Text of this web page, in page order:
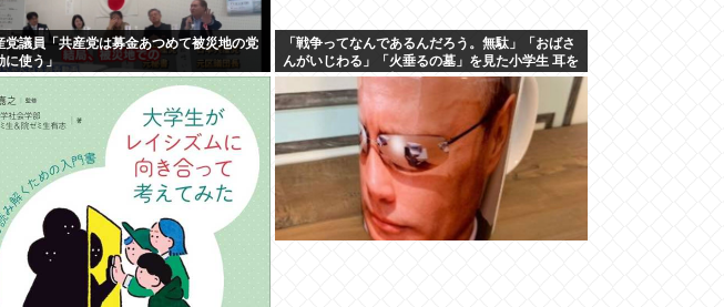
党議員「共産党は募金あつめて被災地の党
に使う」
「戦争ってなんであるんだろう。無駄」「おばさ
んがいじわる」「火垂るの墓」を見た小学生 耳を
ふさぎハンカチで顔を覆う子も